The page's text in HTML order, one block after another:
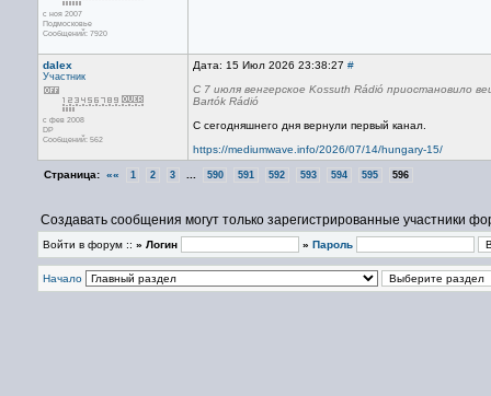
с ноя 2007
Подмосковье
Сообщений: 7920
dalex
Участник
с фев 2008
DP
Сообщений: 562
Дата: 15 Июл 2026 23:38:27 #
С 7 июля венгерское Kossuth Rádió приостановило
Bartók Rádió
С сегодняшнего дня вернули первый канал.
https://mediumwave.info/2026/07/14/hungary-15/
Страница: «« 1 2 3 590 591 592 593 594 595 596
Создавать сообщения могут только зарегистрированные участники
Войти в форум :: » Логин » Пароль
Начало